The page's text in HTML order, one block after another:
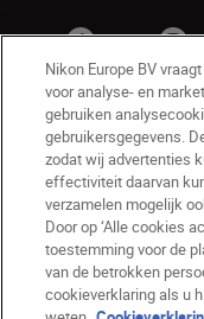
BE(nl)
Contact opnemen
Nikon Europe BV
voor analyse- en
gebruiken
gebruikersgegevens.
zodat wij advertenties
effectiviteit daarvan
verzamelen mogelijk
Door op ‘Alle cookies
toestemming voor de
van de betrokken
cookieverklaring als u